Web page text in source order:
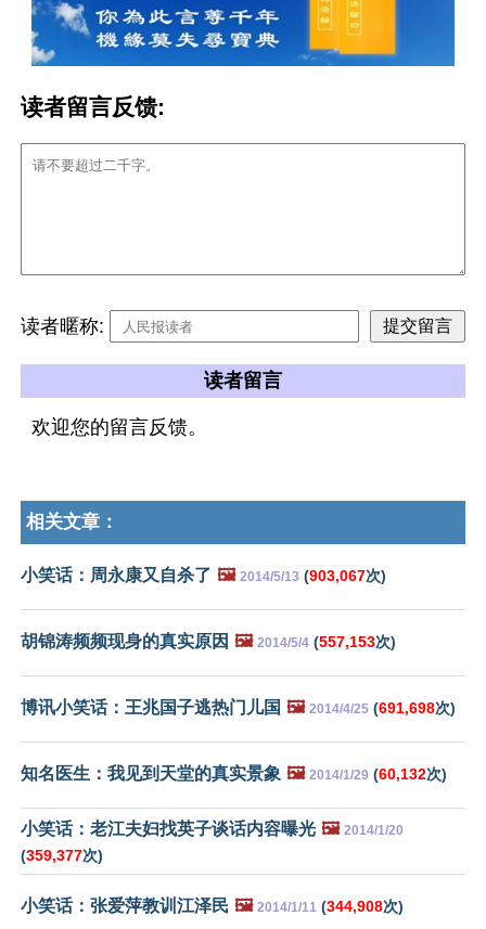
读者留言反馈:
读者暱称:
读者留言
欢迎您的留言反馈。
相关文章：
小笑话：周永康又自杀了 🖼️ 2014/5/13 (903,067次)
胡锦涛频频现身的真实原因 🖼️ 2014/5/4 (557,153次)
博讯小笑话：王兆国子逃热门儿国 🖼️ 2014/4/25 (691,698次)
知名医生：我见到天堂的真实景象 🖼️ 2014/1/29 (60,132次)
小笑话：老江夫妇找英子谈话内容曝光 🖼️ 2014/1/20
(359,377次)
小笑话：张爱萍教训江泽民 🖼️ 2014/1/11 (344,908次)